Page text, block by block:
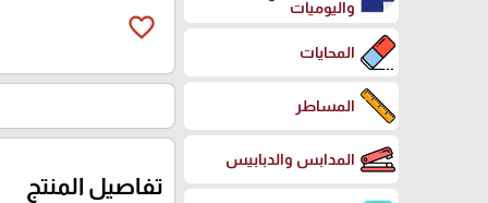
واليوميات
المحايات
المساطر
المدابس والدبابيس
favorite_border
تفاصيل المنتج